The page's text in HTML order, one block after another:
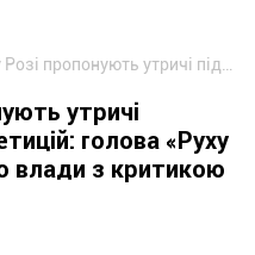
утричі
голова «Руху
влади з критикою